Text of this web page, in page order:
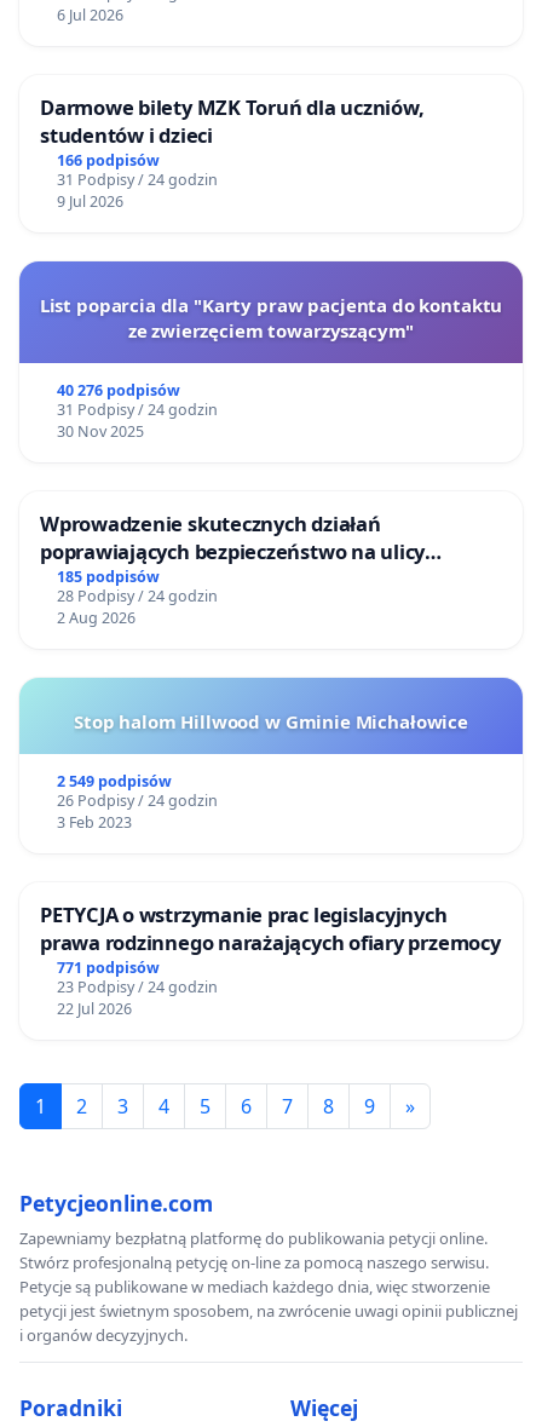
6 Jul 2026
Darmowe bilety MZK Toruń dla uczniów,
studentów i dzieci
166 podpisów
31 Podpisy / 24 godzin
9 Jul 2026
List poparcia dla "Karty praw pacjenta do kontaktu
ze zwierzęciem towarzyszącym"
40 276 podpisów
31 Podpisy / 24 godzin
30 Nov 2025
Wprowadzenie skutecznych działań
poprawiających bezpieczeństwo na ulicy
Żeromskiego w Otwocku
185 podpisów
28 Podpisy / 24 godzin
2 Aug 2026
Stop halom Hillwood w Gminie Michałowice
2 549 podpisów
26 Podpisy / 24 godzin
3 Feb 2023
PETYCJA o wstrzymanie prac legislacyjnych
prawa rodzinnego narażających ofiary przemocy
771 podpisów
23 Podpisy / 24 godzin
22 Jul 2026
1 2 3 4 5 6 7 8 9 »
Petycjeonline.com
Zapewniamy bezpłatną platformę do publikowania petycji online.
Stwórz profesjonalną petycję on-line za pomocą naszego serwisu.
Petycje są publikowane w mediach każdego dnia, więc stworzenie
petycji jest świetnym sposobem, na zwrócenie uwagi opinii publicznej
i organów decyzyjnych.
Poradniki Więcej